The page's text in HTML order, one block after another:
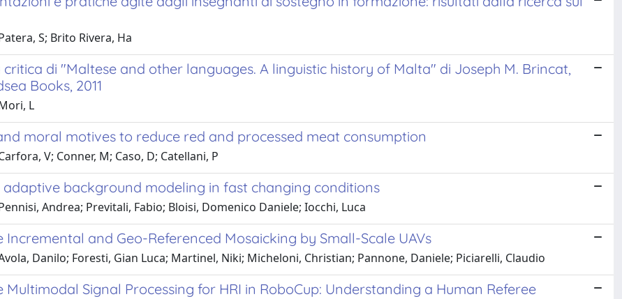
S; Brito Rivera, Ha
critica di "Maltese and other languages. A linguistic history of Malta" di Joseph M. Brincat,
Books, 2011
L
moral motives to reduce red and processed meat consumption
V; Conner, M; Caso, D; Catellani, P
adaptive background modeling in fast changing conditions
Andrea; Previtali, Fabio; Bloisi, Domenico Daniele; Iocchi, Luca
Incremental and Geo-Referenced Mosaicking by Small-Scale UAVs
Danilo; Foresti, Gian Luca; Martinel, Niki; Micheloni, Christian; Pannone, Daniele; Piciarelli, Claudio
Multimodal Signal Processing for HRI in RoboCup: Understanding a Human Referee